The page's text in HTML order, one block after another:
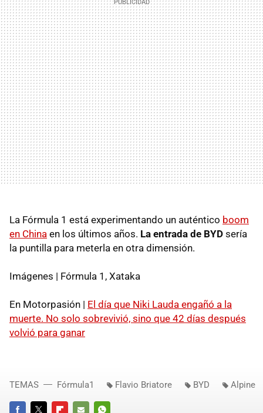
La Fórmula 1 está experimentando un auténtico boom
en China en los últimos años. La entrada de BYD sería
la puntilla para meterla en otra dimensión.
Imágenes | Fórmula 1, Xataka
En Motorpasión | El día que Niki Lauda engañó a la
muerte. No solo sobrevivió, sino que 42 días después
volvió para ganar
TEMAS Fórmula1 Flavio Briatore BYD Alpine